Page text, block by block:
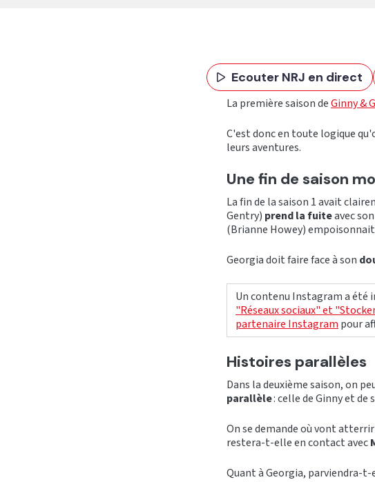
Ecouter NRJ en direct
La première saison deGinny &
C'est donc en toute logique
leurs aventures.
Une fin de saison
La fin de la saison 1 avait
Gentry) prend la fuiteavec
(Brianne Howey)
Georgia doit faire face à son
Un contenu Instagram a été
"Réseaux sociaux" et
partenaire Instagram pour
Histoires parallèles
Dans la deuxième saison, on
parallèle: celle de Ginny et de
On se demande où vont
restera-t-elle en contact avec
Quant à Georgia, parviendra-